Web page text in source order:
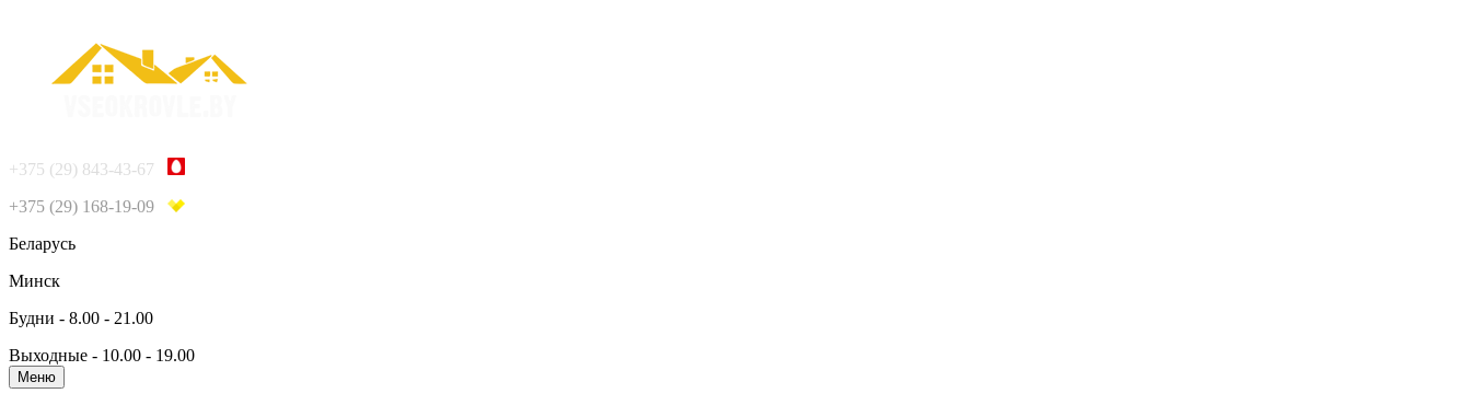
+375 (29) 843-43-67
+375 (29) 168-19-09
Беларусь
Минск
Будни - 8.00 - 21.00
Выходные - 10.00 - 19.00
Меню